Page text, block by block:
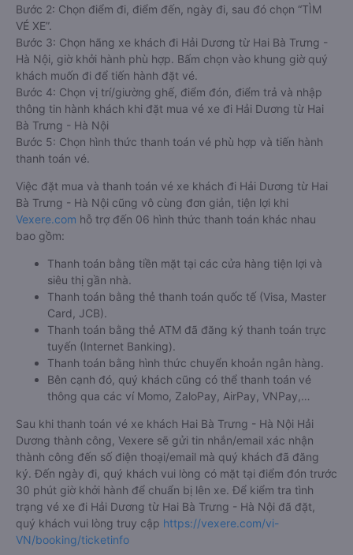
Bước 2: Chọn điểm đi, điểm đến, ngày đi, sau đó chọn “TÌM
VÉ XE”.
Bước 3: Chọn hãng xe khách đi Hải Dương từ Hai Bà Trưng -
Hà Nội, giờ khởi hành phù hợp. Bấm chọn vào khung giờ quý
khách muốn đi để tiến hành đặt vé.
Bước 4: Chọn vị trí/giường ghế, điểm đón, điểm trả và nhập
thông tin hành khách khi đặt mua vé xe đi Hải Dương từ Hai
Bà Trưng - Hà Nội
Bước 5: Chọn hình thức thanh toán vé phù hợp và tiến hành
thanh toán vé.
Việc đặt mua và thanh toán vé xe khách đi Hải Dương từ Hai
Bà Trưng - Hà Nội cũng vô cùng đơn giản, tiện lợi khi
Vexere.com hỗ trợ đến 06 hình thức thanh toán khác nhau
bao gồm:
Thanh toán bằng tiền mặt tại các cửa hàng tiện lợi và
siêu thị gần nhà.
Thanh toán bằng thẻ thanh toán quốc tế (Visa, Master
Card, JCB).
Thanh toán bằng thẻ ATM đã đăng ký thanh toán trực
tuyến (Internet Banking).
Thanh toán bằng hình thức chuyển khoản ngân hàng.
Bên cạnh đó, quý khách cũng có thể thanh toán vé
thông qua các ví Momo, ZaloPay, AirPay, VNPay,…
Sau khi thanh toán vé xe khách Hai Bà Trưng - Hà Nội Hải
Dương thành công, Vexere sẽ gửi tin nhắn/email xác nhận
thành công đến số điện thoại/email mà quý khách đã đăng
ký. Đến ngày đi, quý khách vui lòng có mặt tại điểm đón trước
30 phút giờ khởi hành để chuẩn bị lên xe. Để kiểm tra tình
trạng vé xe đi Hải Dương từ Hai Bà Trưng - Hà Nội đã đặt,
quý khách vui lòng truy cập https://vexere.com/vi-
VN/booking/ticketinfo